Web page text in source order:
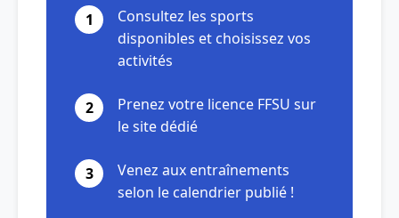
Consultez les sports
disponibles et choisissez vos
activités
Prenez votre licence FFSU sur
le site dédié
Venez aux entraînements
selon le calendrier publié !